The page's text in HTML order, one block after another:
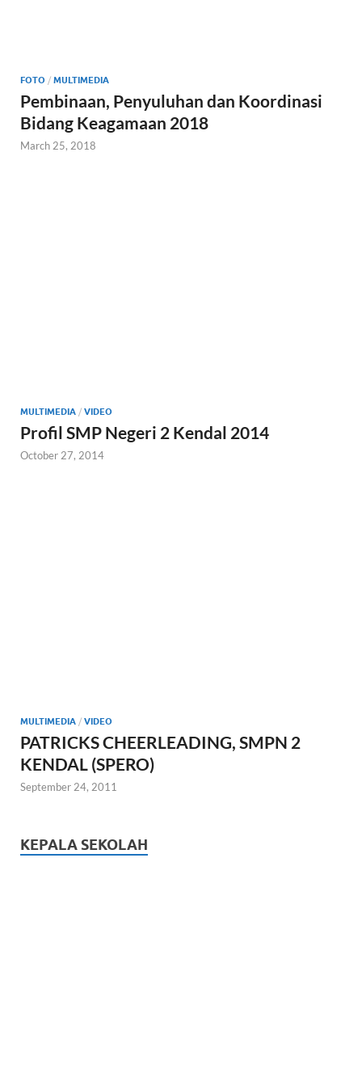
FOTO / MULTIMEDIA
Pembinaan, Penyuluhan dan Koordinasi
Bidang Keagamaan 2018
March 25, 2018
MULTIMEDIA / VIDEO
Profil SMP Negeri 2 Kendal 2014
October 27, 2014
MULTIMEDIA / VIDEO
PATRICKS CHEERLEADING, SMPN 2
KENDAL (SPERO)
September 24, 2011
KEPALA SEKOLAH